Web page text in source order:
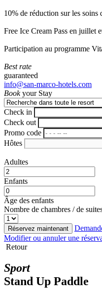
10% de réduction sur les soins
Free Ice Cream Pass en juillet
Participation au programme
Best rate
guaranteed
info@san-marco-hotels.com
Bookyour Stay
Check in
Check out
Promo code
Hôtes
Adultes
Enfants
Âge des enfants
Nombre de chambres / de
Réservez maintenant
Modifier ou annuler une
Retour
Sport
Stand Up Paddle